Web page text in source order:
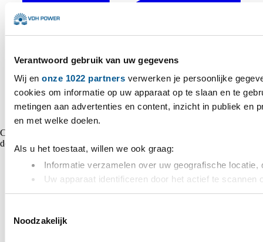
Verantwoord gebruik van uw gegevens
Wij en onze 1022 partnersverwerken je persoonlijke
cookies om informatie op uw apparaat op te slaan en te
metingen aan advertenties en content, inzicht in publiek en
en met welke doelen.
Als u het toestaat, willen we ook graag:
Informatie verzamelen over uw geografische
Uw apparaat identificeren door het actief te
Lees meer over hoe uw persoonlijke gegevens worden
Noodzakelijk
Copyright © 2026 VDH Power Alle rechten voorbehouden - Gemaakt
door Marshmallow